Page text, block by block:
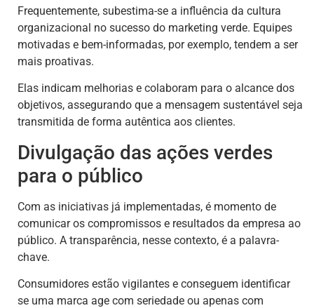
Frequentemente, subestima-se a influência da cultura
organizacional no sucesso do marketing verde. Equipes
motivadas e bem-informadas, por exemplo, tendem a ser
mais proativas.
Elas indicam melhorias e colaboram para o alcance dos
objetivos, assegurando que a mensagem sustentável seja
transmitida de forma autêntica aos clientes.
Divulgação das ações verdes
para o público
Com as iniciativas já implementadas, é momento de
comunicar os compromissos e resultados da empresa ao
público. A transparência, nesse contexto, é a palavra-
chave.
Consumidores estão vigilantes e conseguem identificar
se uma marca age com seriedade ou apenas com